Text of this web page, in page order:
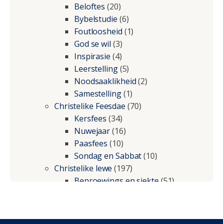
Beloftes (20)
Bybelstudie (6)
Foutloosheid (1)
God se wil (3)
Inspirasie (4)
Leerstelling(5)
Noodsaaklikheid(2)
Samestelling(1)
Christelike Feesdae (70)
Kersfees (34)
Nuwejaar(16)
Paasfees (10)
Sondag en Sabbat(10)
Christelike lewe (197)
Beproewings en siekte(51)
Geestelike Groei(10)